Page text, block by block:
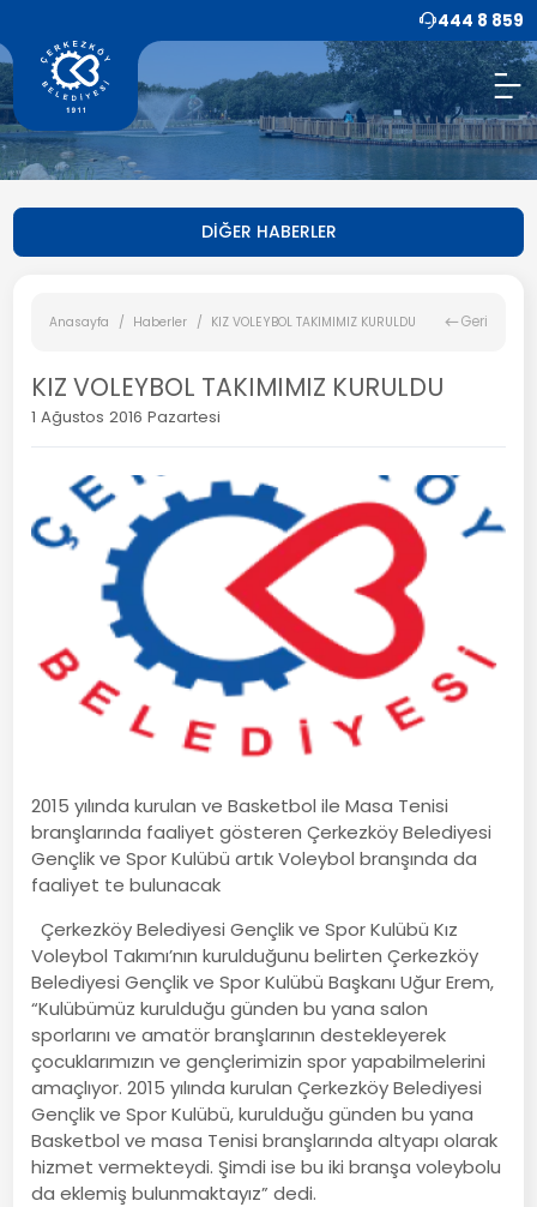
444 8 859
DİĞER HABERLER
Anasayfa Haberler KIZ VOLEYBOL TAKIMIMIZ KURULDU Geri
KIZ VOLEYBOL TAKIMIMIZ KURULDU
1 Ağustos 2016 Pazartesi
2015 yılında kurulan ve Basketbol ile Masa Tenisi
branşlarında faaliyet gösteren Çerkezköy Belediyesi
Gençlik ve Spor Kulübü artık Voleybol branşında da
faaliyet te bulunacak
Çerkezköy Belediyesi Gençlik ve Spor Kulübü Kız
Voleybol Takımı’nın kurulduğunu belirten Çerkezköy
Belediyesi Gençlik ve Spor Kulübü Başkanı Uğur Erem,
“Kulübümüz kurulduğu günden bu yana salon
sporlarını ve amatör branşlarının destekleyerek
çocuklarımızın ve gençlerimizin spor yapabilmelerini
amaçlıyor. 2015 yılında kurulan Çerkezköy Belediyesi
Gençlik ve Spor Kulübü, kurulduğu günden bu yana
Basketbol ve masa Tenisi branşlarında altyapı olarak
hizmet vermekteydi. Şimdi ise bu iki branşa voleybolu
da eklemiş bulunmaktayız” dedi.